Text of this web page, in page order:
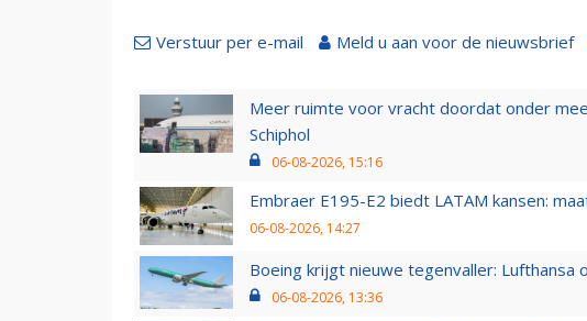
Verstuur per e-mail Meld u aan voor de nieuwsbrief
Meer ruimte voor vracht doordat onder
Schiphol
06-08-2026, 15:16
Embraer E195-E2 biedt LATAM kansen:
06-08-2026, 14:27
Boeing krijgt nieuwe tegenvaller:
06-08-2026, 13:36